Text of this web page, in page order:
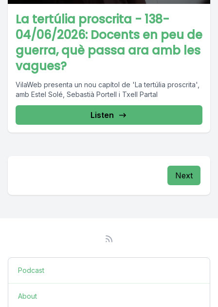
La tertúlia proscrita - 138-
04/06/2026: Docents en peu de
guerra, què passa ara amb les
vagues?
VilaWeb presenta un nou capítol de 'La tertúlia proscrita',
amb Estel Solé, Sebastià Portell i Txell Partal
Listen
Next
Podcast
About